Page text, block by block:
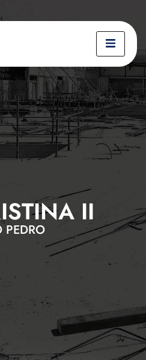
II
PEDRO